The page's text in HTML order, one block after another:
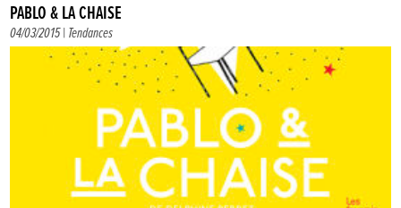
PABLO & LA CHAISE
04/03/2015 |Tendances